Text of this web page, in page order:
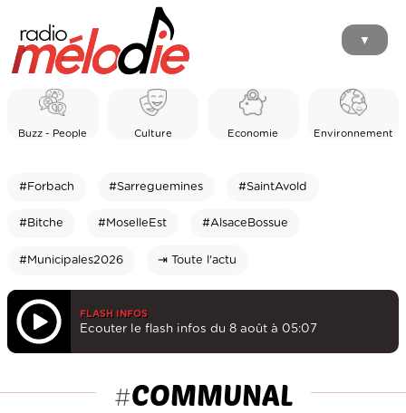
▼
Buzz - People Culture Economie Environnement
#Forbach #Sarreguemines #SaintAvold
#Bitche #MoselleEst #AlsaceBossue
#Municipales2026 ⇥ Toute l'actu
FLASH INFOS
Ecouter le flash infos du 8 août à 05:07
#COMMUNAL